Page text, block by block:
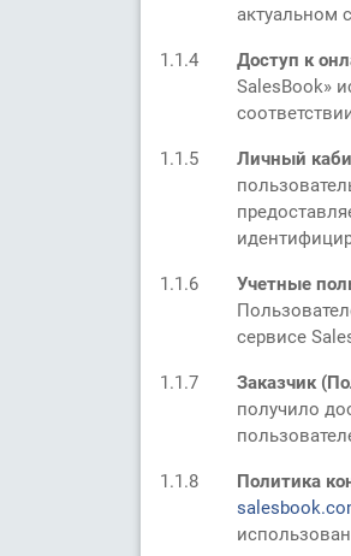
актуальном
1.1.4 Доступ к
SalesBook»
1.1.5 Личный
1.1.6 Учетные
сервисе
1.1.7 Заказчик
получило
1.1.8 Политика